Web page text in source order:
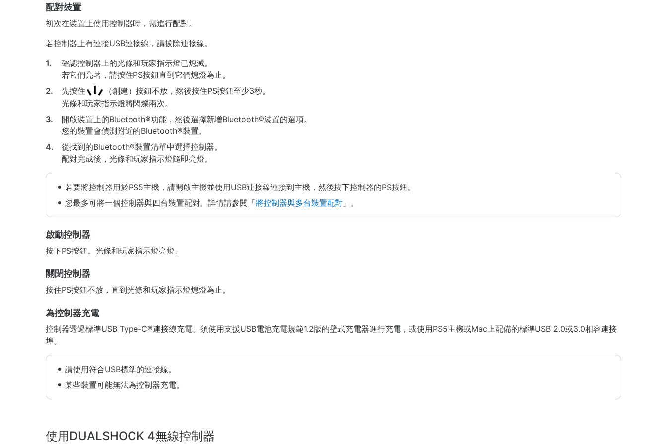
配對裝置
初次在裝置上使用控制器時，需進行配對。
若控制器上有連接USB連接線，請拔除連接線。
1.
確認控制器上的光條和玩家指示燈已熄滅。
若它們亮著，請按住PS按鈕直到它們熄燈為止。
2.
先按住
（創建）按鈕不放，然後按住PS按鈕至少3秒。
光條和玩家指示燈將閃爍兩次。
3.
開啟裝置上的Bluetooth®功能，然後選擇新增Bluetooth®裝置的選項。
您的裝置會偵測附近的Bluetooth®裝置。
4.
從找到的Bluetooth®裝置清單中選擇控制器。
配對完成後，光條和玩家指示燈隨即亮燈。
若要將控制器用於PS5主機，請開啟主機並使用USB連接線連接到主機，然後按下控制器的PS按鈕。
您最多可將一個控制器與四台裝置配對。詳情請參閱「將控制器與多台裝置配對 」。
啟動控制器
按下PS按鈕。光條和玩家指示燈亮燈。
關閉控制器
按住PS按鈕不放，直到光條和玩家指示燈熄燈為止。
為控制器充電
控制器透過標準USB Type-C®連接線充電。須使用支援USB電池充電規範1.2版的壁式充電器進行充電，或使用PS5主機或Mac上配備的標準USB 2.0或3.0相容連接
埠。
請使用符合USB標準的連接線。
某些裝置可能無法為控制器充電。
使用DUALSHOCK 4無線控制器